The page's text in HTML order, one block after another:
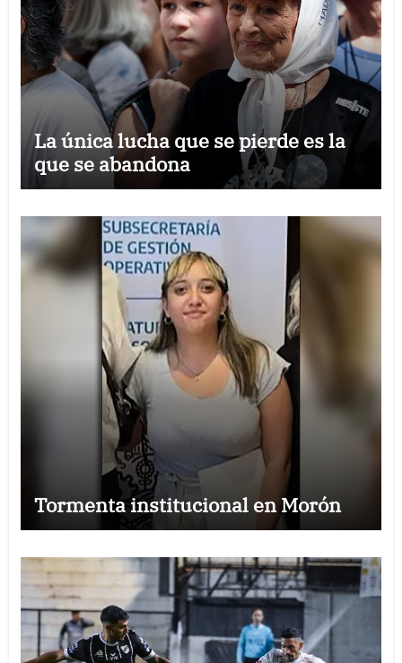
La única lucha que se pierde es la
que se abandona
Tormenta institucional en Morón